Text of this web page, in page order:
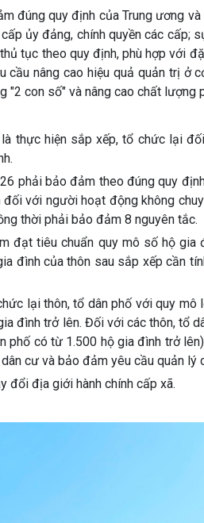
đúng quy định của Trung ương
ủy đảng, chính quyền các cấp;
tục theo quy định, phù hợp với
nâng cao hiệu quả quản trị ở
con số" và nâng cao chất lượng
thực hiện sắp xếp, tổ chức lại
phải bảo đảm theo đúng quy
với người hoạt động không
thời phải bảo đảm 8 nguyên tắc.
đạt tiêu chuẩn quy mô số hộ gia
đình của thôn sau sắp xếp cần
lại thôn, tổ dân phố với quy mô
đình trở lên. Đối với các thôn, tổ
phố có từ 1.500 hộ gia đình trở
cư và bảo đảm yêu cầu quản lý
đổi địa giới hành chính cấp xã.